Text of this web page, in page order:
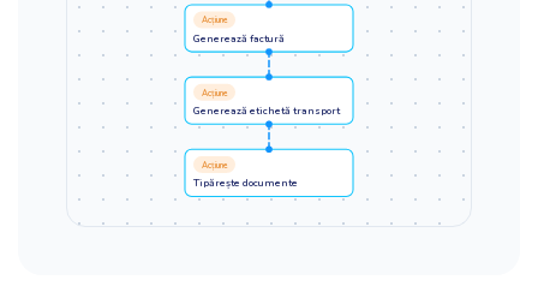
Acțiune
Generează factură
Acțiune
Generează etichetă transport
Acțiune
Tipărește documente